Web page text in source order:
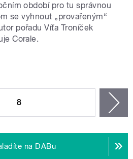
období pro tu správnou
se vyhnout „provařeným“
pořadu Víťa Troníček
Corale.
8
na DABu